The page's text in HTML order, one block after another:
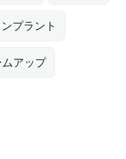
プラント
アップ